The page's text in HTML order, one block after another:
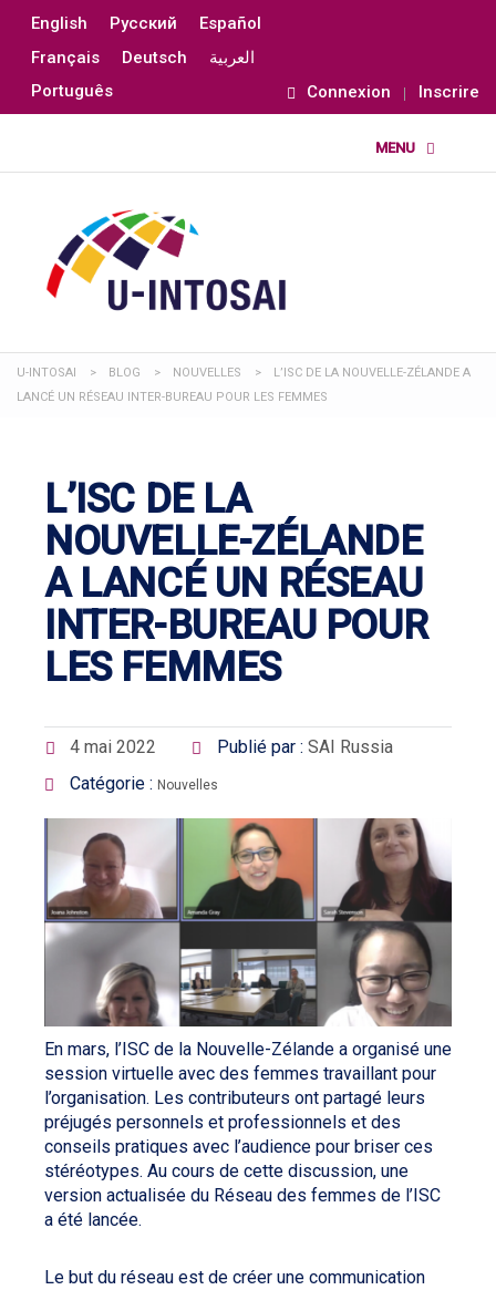
English Русский
Español
Français
Deutsch
العربية
Português
Connexion Inscrire
U-INTOSAI > BLOG > NOUVELLES >
L’ISC DE LA NOUVELLE-ZÉLANDE A
LANCÉ UN RÉSEAU INTER-BUREAU POUR LES FEMMES
L’ISC DE LA
NOUVELLE-ZÉLANDE
A LANCÉ UN RÉSEAU
INTER-BUREAU POUR
LES FEMMES
4 mai 2022 Publié par : SAI Russia
Catégorie : Nouvelles
En mars, l’ISC de la Nouvelle-Zélande a organisé une
session virtuelle avec des femmes travaillant pour
l’organisation. Les contributeurs ont partagé leurs
préjugés personnels et professionnels et des
conseils pratiques avec l’audience pour briser ces
stéréotypes. Au cours de cette discussion, une
version actualisée du Réseau des femmes de l’ISC
a été lancée.
Le but du réseau est de créer une communication